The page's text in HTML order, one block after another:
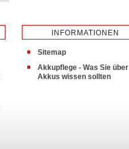
INFORMATIONEN
Sitemap
Akkupflege - Was Sie über
Akkus wissen sollten